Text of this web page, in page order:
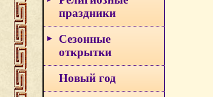
праздники
Сезонные
открытки
Новый год